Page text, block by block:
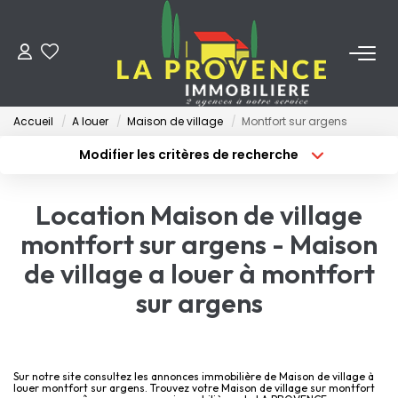
ACHETER
FAIRE GÉRER
NOS AGENCES
Notre Équipe
Accueil A louer Maison de village Montfort sur argens
Modifier les critères de recherche
Sélectionnez...
Type de bien
Surface min
Budget max Plus de critères
Créer une alerte
Location Maison de village
montfort sur argens - Maison
de village a louer à montfort
sur argens
Sur notre site consultez les annonces immobilière de Maison de village à
louer montfort sur argens. Trouvez votre Maison de village sur montfort